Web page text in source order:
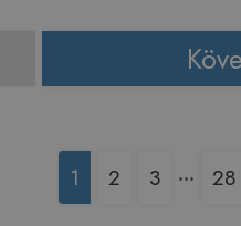
1 2 3 ‧‧‧ 28